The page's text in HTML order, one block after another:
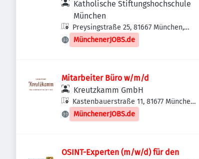
Katholische Stiftungshochschule
München
Preysingstraße 25, 81667 München,
Deutschland
MünchenerJOBS.de
Mitarbeiter Büro w/m/d
Kreutzkamm GmbH
Kastenbauerstraße 11, 81677 München,
Deutschland
MünchenerJOBS.de
OSINT-Experten (m/w/d) für den